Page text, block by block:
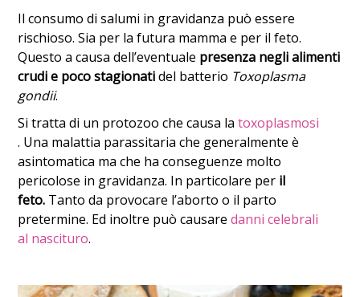
Il consumo di salumi in gravidanza può essere
rischioso. Sia per la futura mamma e per il feto.
Questo a causa dell’eventuale presenza negli alimenti
crudi e poco stagionatidel batterio Toxoplasma
gondii.
Si tratta di un protozoo che causa latoxoplasmosi
. Una malattia parassitaria che generalmente è
asintomatica ma che ha conseguenze molto
pericolose in gravidanza. In particolare per il
feto. Tanto da provocare l’aborto o il parto
pretermine. Ed inoltre può causaredanni celebrali
al nascituro.